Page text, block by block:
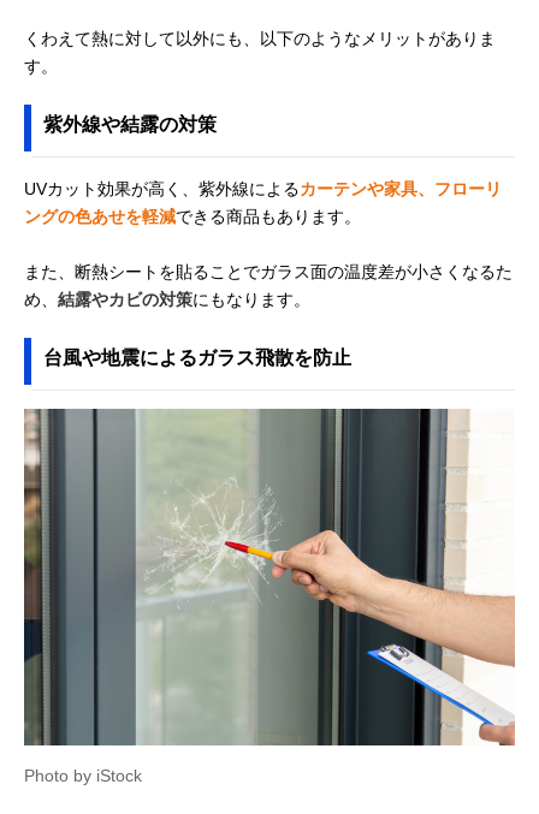
くわえて熱に対して以外にも、以下のようなメリットがありま
す。
紫外線や結露の対策
UVカット効果が高く、紫外線によるカーテンや家具、フローリ
ングの色あせを軽減できる商品もあります。
また、断熱シートを貼ることでガラス面の温度差が小さくなるた
め、 結露やカビの対策にもなります。
台風や地震によるガラス飛散を防止
Photo by iStock